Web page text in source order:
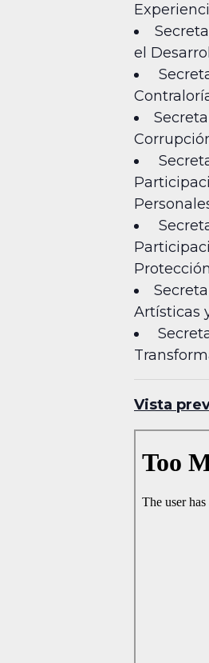
el
Artísticas
Vista
to